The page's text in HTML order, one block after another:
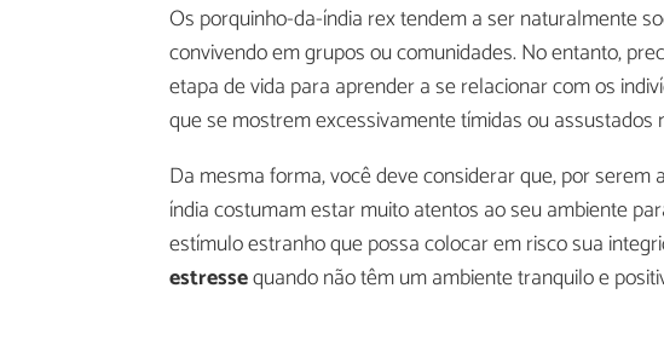
Os porquinho-da-índia rex tendem a ser naturalmente
convivendo em grupos ou comunidades. No entanto,
etapa de vida para aprender a se relacionar com os
que se mostrem excessivamente tímidas ou assustados
Da mesma forma, você deve considerar que, por
índia costumam estar muito atentos ao seu ambiente
estímulo estranho que possa colocar em risco sua
estressequando não têm um ambiente tranquilo e